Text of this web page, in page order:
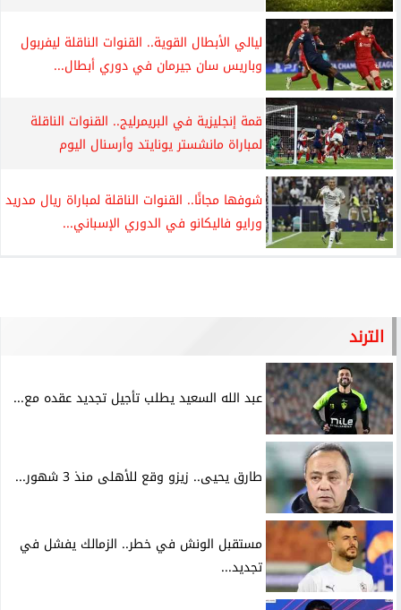
ليالي الأبطال القوية.. القنوات الناقلة ليفربول
وباريس سان جيرمان في دوري أبطال...
قمة إنجليزية في البريمرليج.. القنوات الناقلة
لمباراة مانشستر يونايتد وأرسنال اليوم
شوفها مجانًا.. القنوات الناقلة لمباراة ريال مدريد
ورايو فاليكانو في الدوري الإسباني...
الترند
عبد الله السعيد يطلب تأجيل تجديد عقده مع...
طارق يحيى.. زيزو وقع للأهلى منذ 3 شهور...
مستقبل الونش في خطر.. الزمالك يفشل في
تجديد...